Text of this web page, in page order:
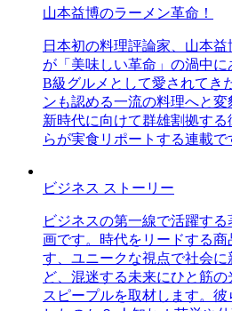
山本益博のラーメン革命！
日本初の料理評論家、山本
が「美味しい革命」の渦中に
B級グルメとして愛されてき
ンも認める一流の料理へと変
新時代に向けて群雄割拠す
らが実食リポートする連載で
ビジネス ストーリー
ビジネスの第一線で活躍す
画です。時代をリードする
す、ユニークな視点で社会
ど、混迷する未来にひと筋
スピープルを取材します。